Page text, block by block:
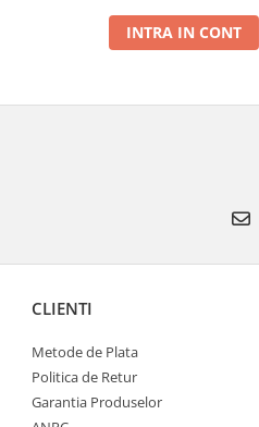
INTRA IN CONT
CLIENTI
Metode de Plata
Politica de Retur
Garantia Produselor